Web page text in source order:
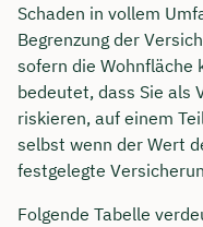
Schaden in vollem
Begrenzung der
sofern die Wohnfläche
bedeutet, dass Sie als
riskieren, auf einem
selbst wenn der Wert
festgelegte
Folgende Tabelle